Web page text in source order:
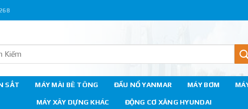
SẮT MÁY MÀI BÊ TÔNG ĐẦU NỔ YANMAR MÁY BƠM
MÁY XÂY DỰNG KHÁC ĐỘNG CƠ XĂNG HYUNDAI